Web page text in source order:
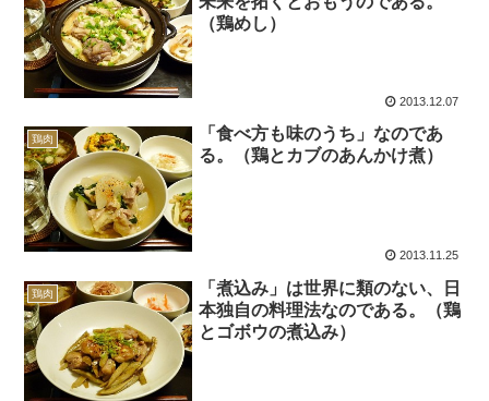
（鶏めし）
2013.12.07
鶏肉
「食べ方も味のうち」なのであ
る。（鶏とカブのあんかけ煮）
2013.11.25
鶏肉
「煮込み」は世界に類のない、日
本独自の料理法なのである。（鶏
とゴボウの煮込み）